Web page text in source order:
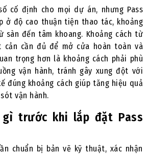
cố định cho mọi dự án, nhưng Pass
ở độ cao thuận tiện thao tác, khoảng
sàn đến tâm khoang. Khoảng cách từ
cần đủ để mở cửa hoàn toàn và
trọng hơn là khoảng cách phải phù
vận hành, tránh gây xung đột với
đúng khoảng cách giúp tăng hiệu quả
vận hành.
gì trước khi lắp đặt Pass
chuẩn bị bản vẽ kỹ thuật, xác nhận